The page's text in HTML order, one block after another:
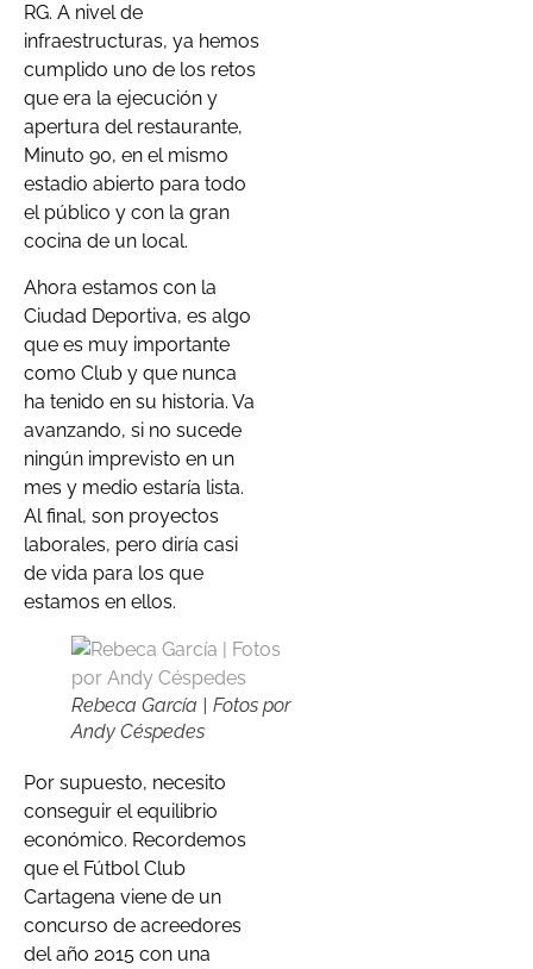
RG. A nivel de
infraestructuras, ya hemos
cumplido uno de los retos
que era la ejecución y
apertura del restaurante,
Minuto 90, en el mismo
estadio abierto para todo
el público y con la gran
cocina de un local.
Ahora estamos con la
Ciudad Deportiva, es algo
que es muy importante
como Club y que nunca
ha tenido en su historia. Va
avanzando, si no sucede
ningún imprevisto en un
mes y medio estaría lista.
Al final, son proyectos
laborales, pero diría casi
de vida para los que
estamos en ellos.
Rebeca García | Fotos por
Andy Céspedes
Por supuesto, necesito
conseguir el equilibrio
económico. Recordemos
que el Fútbol Club
Cartagena viene de un
concurso de acreedores
del año 2015 con una